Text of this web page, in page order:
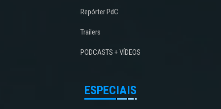
Repórter PdC
Trailers
PODCASTS + VÍDEOS
ESPECIAIS